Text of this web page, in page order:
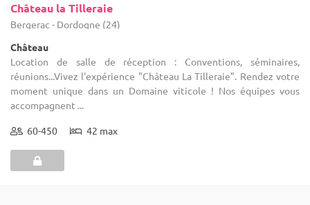
Château la Tilleraie
Bergerac - Dordogne (24)
Château
Location de salle de réception : Conventions, séminaires,
réunions...Vivez l'expérience "Château La Tilleraie". Rendez votre
moment unique dans un Domaine viticole ! Nos équipes vous
accompagnent ...
60-450 42 max